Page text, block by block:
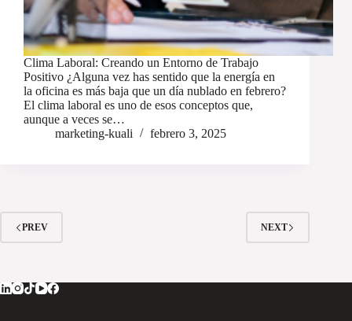
Clima Laboral: Creando un Entorno de Trabajo
Positivo ¿Alguna vez has sentido que la energía en
la oficina es más baja que un día nublado en febrero?
El clima laboral es uno de esos conceptos que,
aunque a veces se…
marketing-kuali
febrero 3, 2025
PREV NEXT